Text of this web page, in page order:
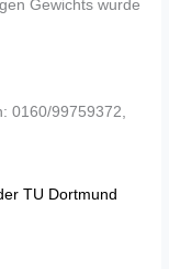
Gewichts wurde
0160/99759372,
TU Dortmund